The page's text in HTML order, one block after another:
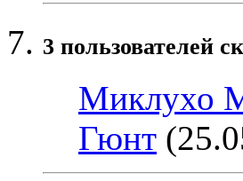
3 пользователей
Миклухо
Гюнт